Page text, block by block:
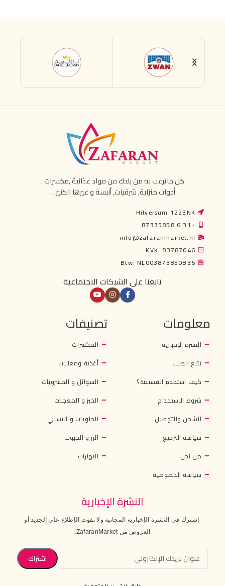
كل ماترغب به من بلدك من مواد غذائية ,مكسرات ,
أدوات منزلية, شرقيات, ألبسة و غيرها الكثير…
Hilversum 1223NK
+31 6 87335858
info@zafaranmarket.nl
KVK :83787046
Btw: NL003873850B36
تابعنا على الشبكات الاجتماعية
معلومات
النشرة الإخبارية
تتبع الطلب
كيف استخدم القسيمة؟
شروط الاستخدام
الشحن والتوصيل
سياسة الترجيع
من نحن
سياسة الخصوصية
تصنيفات
المكسرات
أغذية ومعلبات
السوائل و المشروبات
الخبز و المعجنات
الحلويات و التسالي
الرز و الحبوب
البهارات
النشرة الإخبارية
إشترك في النشرة الإخبارية المجانية ولا تفوت الإطلاع على الجديد أو
العروض من ZafaranMarket.